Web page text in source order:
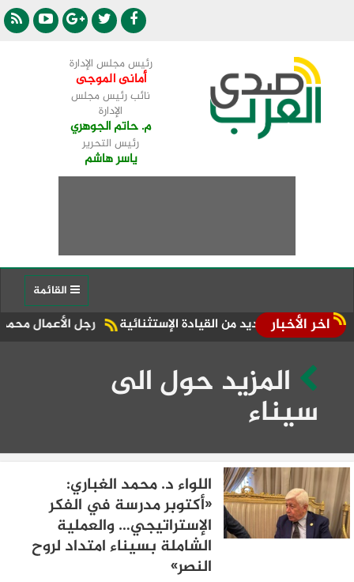
رئيس مجلس الإدارة
أمانى الموجى
نائب رئيس مجلس
الإدارة
م. حاتم الجوهري
رئيس التحرير
ياسر هاشم
اخر الأخبار رجل الأعمال محمد الششتاوي
المزيد حول الى
سيناء
اللواء د. محمد الغباري:
«أكتوبر مدرسة في الفكر
الإستراتيجي… والعملية
الشاملة بسيناء امتداد لروح
النصر»